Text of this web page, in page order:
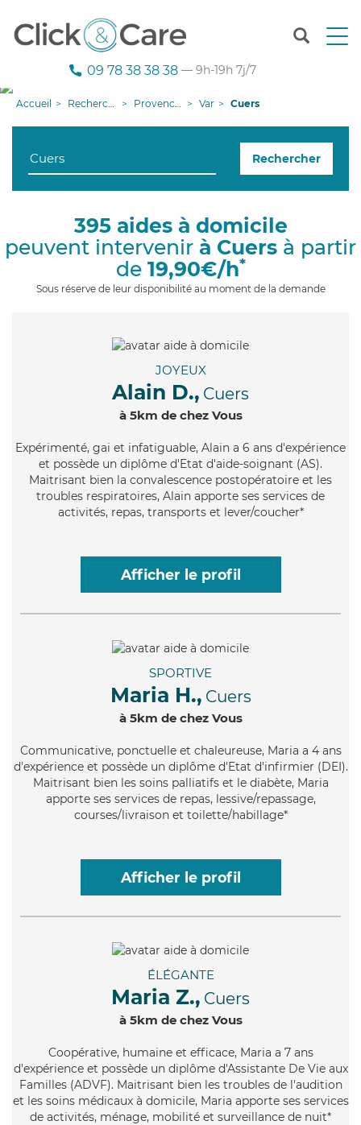
T
n
g
i
09 78 38 38 38 — 9h-19h 7j/7
Accueil Recherche aide à domicile Provence-Alpes-Côte d'Azur Var Cuers
Rechercher
395 aides à domicile
peuvent intervenir à Cuers à partir
de 19,90€/h*
Sous réserve de leur disponibilité au moment de la demande
JOYEUX
Alain D., Cuers
à 5km de chez Vous
Expérimenté, gai et infatiguable, Alain a 6 ans d'expérience
et possède un diplôme d'Etat d'aide-soignant (AS).
Maitrisant bien la convalescence postopératoire et les
troubles respiratoires, Alain apporte ses services de
activités, repas, transports et lever/coucher*
Afficher le profil
SPORTIVE
Maria H., Cuers
à 5km de chez Vous
Communicative, ponctuelle et chaleureuse, Maria a 4 ans
d'expérience et possède un diplôme d'Etat d'infirmier (DEI).
Maitrisant bien les soins palliatifs et le diabète, Maria
apporte ses services de repas, lessive/repassage,
courses/livraison et toilette/habillage*
Afficher le profil
ÉLÉGANTE
Maria Z., Cuers
à 5km de chez Vous
Coopérative, humaine et efficace, Maria a 7 ans
d'expérience et possède un diplôme d'Assistante De Vie aux
Familles (ADVF). Maitrisant bien les troubles de l'audition
et les soins médicaux à domicile, Maria apporte ses services
de activités, ménage, mobilité et surveillance de nuit*